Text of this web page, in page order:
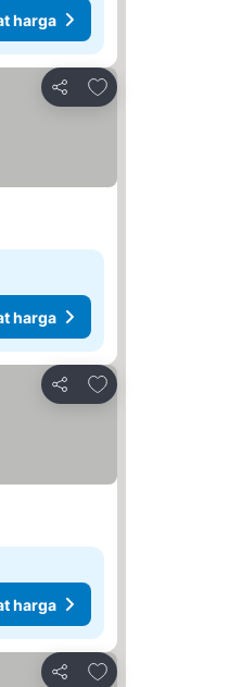
harga
Kongsi
Tambah ke favorit
harga
Kongsi
Tambah ke favorit
harga
Kongsi
Tambah ke favorit